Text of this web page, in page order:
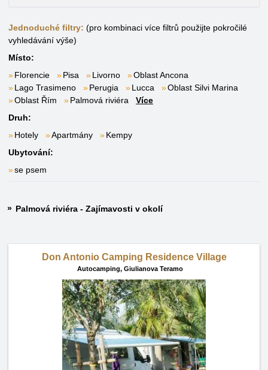
Jednoduché filtry: (pro kombinaci více filtrů použijte pokročilé
vyhledávání výše)
Místo:
Florencie
Pisa Livorno
Oblast Ancona
Lago Trasimeno
Perugia Lucca
Oblast Silvi Marina
Oblast Řím
Palmová riviéra
Více
Druh:
Hotely
Apartmány
Kempy
Ubytování:
se psem
Palmová riviéra - Zajímavosti v okolí
Don Antonio Camping Residence Village
Autocamping, Giulianova Teramo